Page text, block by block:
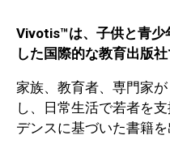
Vivotis™は、子供と青少
した国際的な教育出版
家族、教育者、専門家
し、日常生活で若者を
デンスに基づいた書籍